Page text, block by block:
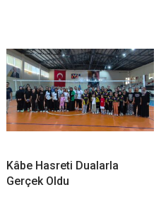
Kâbe Hasreti Dualarla
Gerçek Oldu